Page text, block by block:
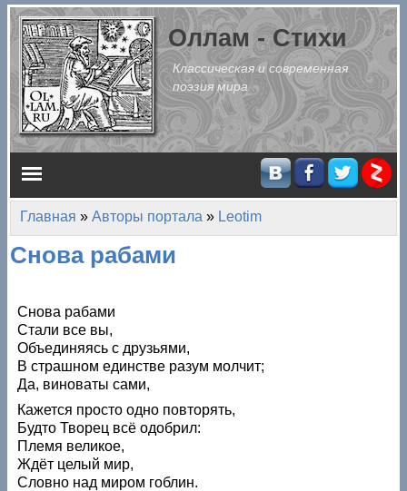
Перейти к основному содержанию
Оллам - Стихи
Классическая и современная
поэзия мира
Главное меню
Вы здесь
Главная » Авторы портала » Leotim
Снова рабами
Снова рабами
Стали все вы,
Объединяясь с друзьями,
В страшном единстве разум молчит;
Да, виноваты сами,
Кажется просто одно повторять,
Будто Творец всё одобрил:
Племя великое,
Ждёт целый мир,
Словно над миром гоблин.